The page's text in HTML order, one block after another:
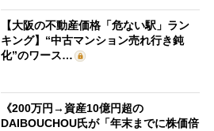
【大阪の不動産価格「危ない駅」ラン
キング】“中古マンション売れ行き鈍
化”のワース…
《200万円→資産10億円超の
DAIBOUCHOU氏が「年末までに株価倍